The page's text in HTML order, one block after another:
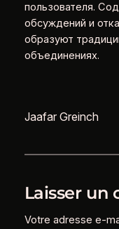
пользователя.
обсуждений и
образуют
объединениях.
Jaafar Greinch
Laisser un
Votre adresse e-